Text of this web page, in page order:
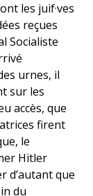
les juif·ves
reçues
Socialiste
urnes, il
sur les
accès, que
firent
le
Hitler
d’autant que
du